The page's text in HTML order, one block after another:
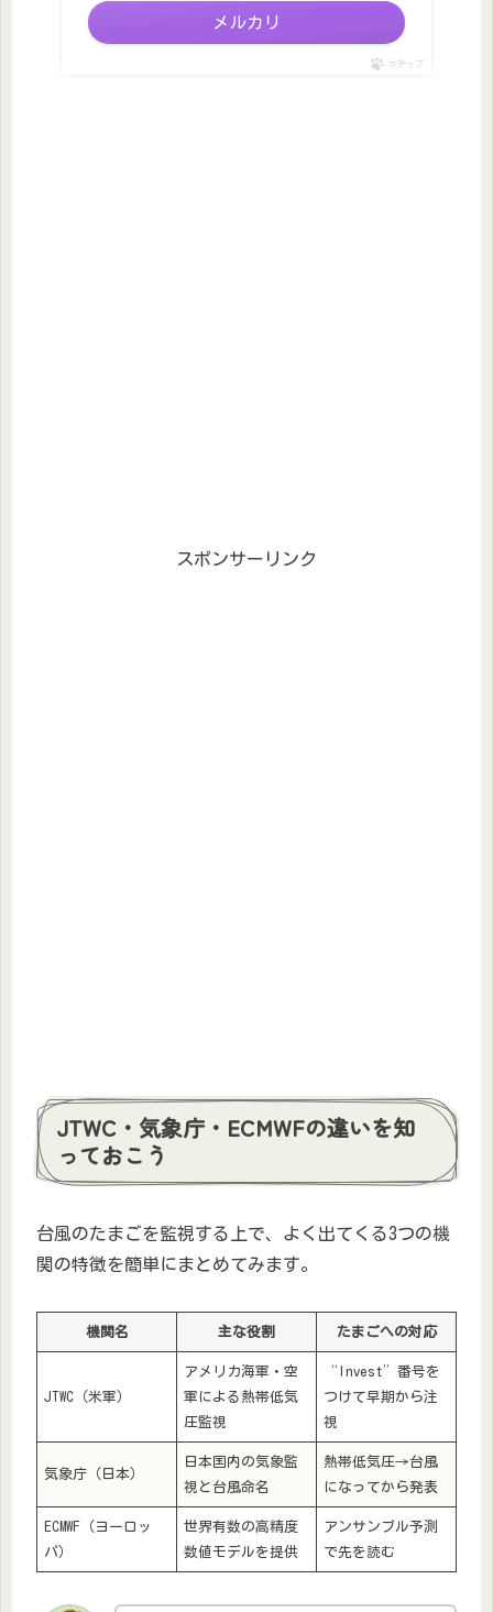
メルカリ
ポチップ
スポンサーリンク
JTWC・気象庁・ECMWFの違いを知
っておこう
台風のたまごを監視する上で、よく出てくる3つの機
関の特徴を簡単にまとめてみます。
機関名 主な役割 たまごへの対応
JTWC（米軍）
アメリカ海軍・空
軍による熱帯低気
圧監視
“Invest”番号を
つけて早期から注
視
気象庁（日本）
日本国内の気象監
視と台風命名
熱帯低気圧→台風
になってから発表
ECMWF（ヨーロッ
パ）
世界有数の高精度
数値モデルを提供
アンサンブル予測
で先を読む